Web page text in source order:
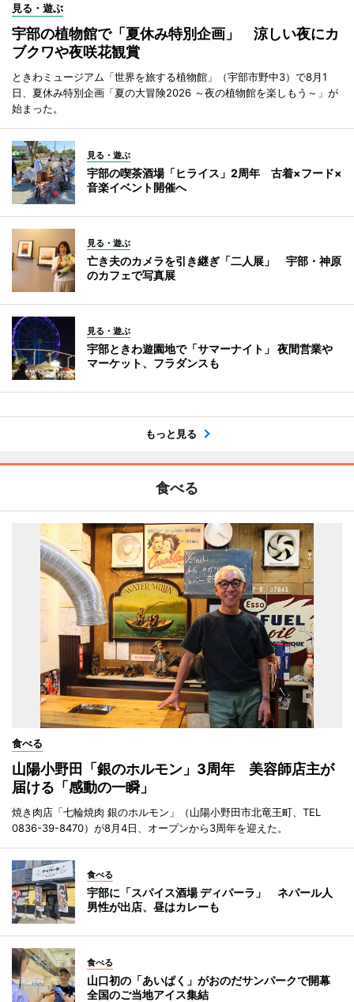
見る・遊ぶ
宇部の植物館で「夏休み特別企画」 涼しい夜にカ
ブクワや夜咲花観賞
ときわミュージアム「世界を旅する植物館」（宇部市野中3）で8月1
日、夏休み特別企画「夏の大冒険2026 ～夜の植物館を楽しもう～」が
始まった。
見る・遊ぶ
宇部の喫茶酒場「ヒライス」2周年 古着×フード×
音楽イベント開催へ
見る・遊ぶ
亡き夫のカメラを引き継ぎ「二人展」 宇部・神原
のカフェで写真展
見る・遊ぶ
宇部ときわ遊園地で「サマーナイト」 夜間営業や
マーケット、フラダンスも
もっと見る
食べる
食べる
山陽小野田「銀のホルモン」3周年 美容師店主が
届ける「感動の一瞬」
焼き肉店「七輪焼肉 銀のホルモン」（山陽小野田市北竜王町、TEL
0836-39-8470）が8月4日、オープンから3周年を迎えた。
食べる
宇部に「スパイス酒場 ディパーラ」 ネパール人
男性が出店、昼はカレーも
食べる
山口初の「あいぱく」がおのだサンパークで開幕
全国のご当地アイス集結